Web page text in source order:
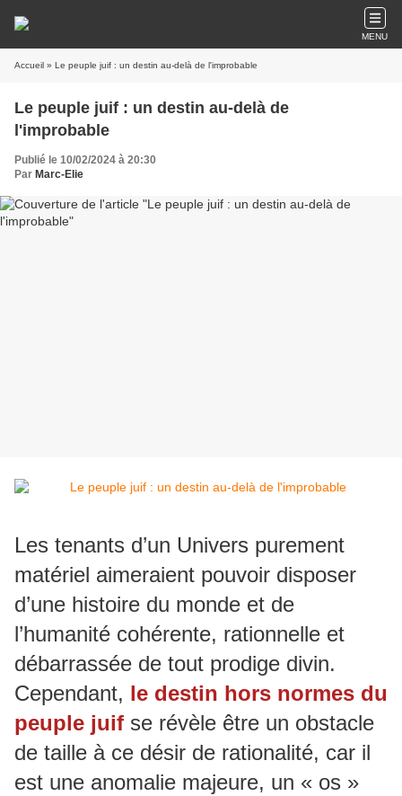
MENU
Accueil » Le peuple juif : un destin au-delà de l'improbable
Le peuple juif : un destin au-delà de
l'improbable
Publié le 10/02/2024 à 20:30
Par Marc-Elie
Les tenants d’un Univers purement
matériel aimeraient pouvoir disposer
d’une histoire du monde et de
l’humanité cohérente, rationnelle et
débarrassée de tout prodige divin.
Cependant, le destin hors normes du
peuple juif se révèle être un obstacle
de taille à ce désir de rationalité, car il
est une anomalie majeure, un « os »